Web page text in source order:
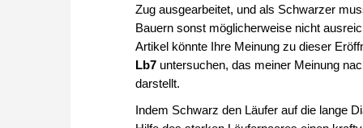
Zug ausgearbeitet, und als Schwarzer
Bauern sonst möglicherweise nicht
Artikel könnte Ihre Meinung zu dieser
Lb7 untersuchen, das meiner Meinung
darstellt.
Indem Schwarz den Läufer auf die lange